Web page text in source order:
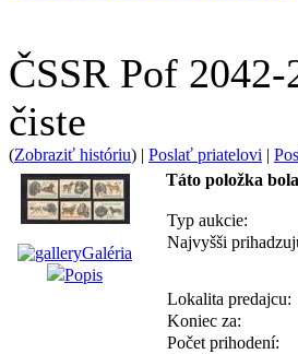
ČSSR Pof
čiste
(Zobraziť históriu) | Poslať priatelovi |
Galéria
Popis
Táto položka
Typ aukcie:
Najvyšši
Lokalita predajcu:
Koniec za:
Počet prihodení: